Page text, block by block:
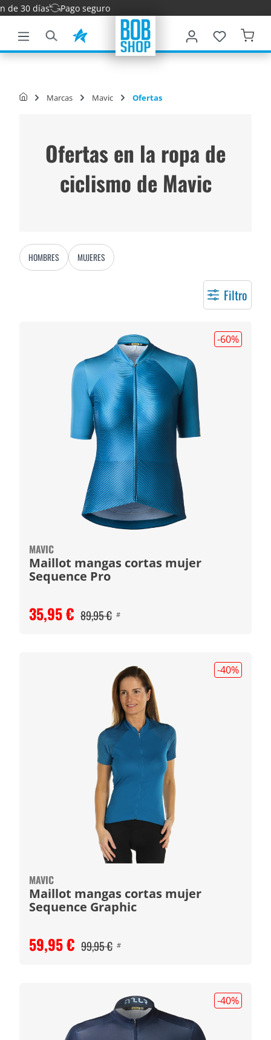
principal
días Pago seguro
Marcas Mavic Ofertas
Ofertas en la ropa de
ciclismo de Mavic
HOMBRES MUJERES
Filtro
-60%
MAVIC
Maillot mangas cortas mujer
Sequence Pro
35,95 € 89,95 € #
-40%
MAVIC
Maillot mangas cortas mujer
Sequence Graphic
59,95 € 99,95 € #
-40%